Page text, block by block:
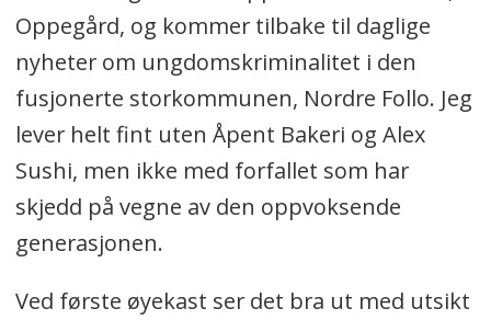
Oppegård, og kommer tilbake til daglige
nyheter om ungdomskriminalitet i den
fusjonerte storkommunen, Nordre Follo. Jeg
lever helt fint uten Åpent Bakeri og Alex
Sushi, men ikke med forfallet som har
skjedd på vegne av den oppvoksende
generasjonen.
Ved første øyekast ser det bra ut med utsikt